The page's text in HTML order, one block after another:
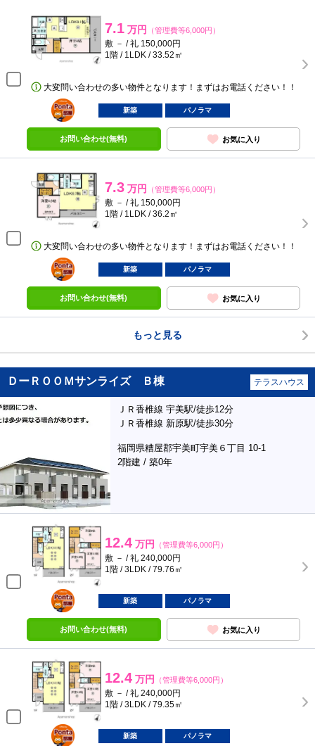
7.1 万円 （管理費等6,000円）
敷 － / 礼 150,000円
1階 / 1LDK / 33.52㎡
大変問い合わせの多い物件となります！まずはお電話ください！！
ポンタ
部屋
新築 パノラマ
お問い合わせ(無料) お気に入り
7.3 万円 （管理費等6,000円）
敷 － / 礼 150,000円
1階 / 1LDK / 36.2㎡
大変問い合わせの多い物件となります！まずはお電話ください！！
ポンタ
部屋
新築 パノラマ
お問い合わせ(無料) お気に入り
もっと見る
ＤーＲＯＯＭサンライズ Ｂ棟 テラスハウス
ＪＲ香椎線 宇美駅/徒歩12分
ＪＲ香椎線 新原駅/徒歩30分
福岡県糟屋郡宇美町宇美６丁目 10-1
2階建 / 築0年
12.4 万円 （管理費等6,000円）
敷 － / 礼 240,000円
1階 / 3LDK / 79.76㎡
ポンタ
部屋
新築 パノラマ
お問い合わせ(無料) お気に入り
12.4 万円 （管理費等6,000円）
敷 － / 礼 240,000円
1階 / 3LDK / 79.35㎡
ポンタ
部屋
新築 パノラマ